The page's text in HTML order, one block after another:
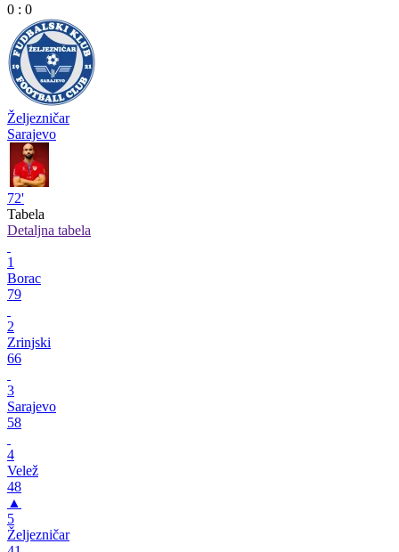
0 : 0
Željezničar
Sarajevo
72'
Tabela
Detaljna tabela
1
Borac
79
2
Zrinjski
66
3
Sarajevo
58
4
Velež
48
▲
5
Željezničar